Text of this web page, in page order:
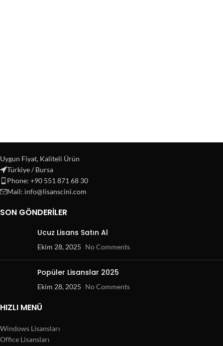
Uygun Fiyat, Kaliteli Ürün
Türkiye / Bursa
Phone: +90 551 871 68 30
Mail: info@lisanscini.com
SON GÖNDERILER
Ucuz Lisans Satın Al
Ekim 28, 2025 No Comments
Popüler Lisanslar 2025
Ekim 28, 2025 No Comments
HIZLI MENÜ
Windows Lisansları
Office Lisansları